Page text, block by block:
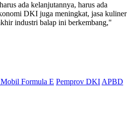
ada kelanjutannya, harus ada
DKI juga meningkat, jasa kuliner
industri balap ini berkembang,"
Formula E Pemprov DKI APBD